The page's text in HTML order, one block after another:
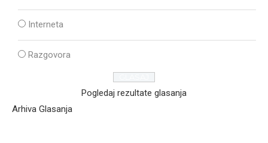
Interneta
Razgovora
Pogledaj rezultate glasanja
Arhiva Glasanja